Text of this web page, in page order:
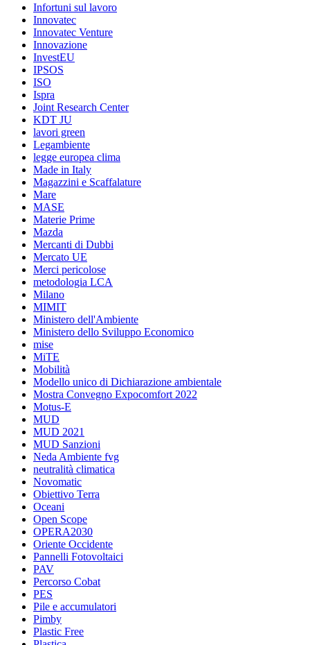
Infortuni sul lavoro
Innovatec
Innovatec Venture
Innovazione
InvestEU
IPSOS
ISO
Ispra
Joint Research Center
KDT JU
lavori green
Legambiente
legge europea clima
Made in Italy
Magazzini e Scaffalature
Mare
MASE
Materie Prime
Mazda
Mercanti di Dubbi
Mercato UE
Merci pericolose
metodologia LCA
Milano
MIMIT
Ministero dell'Ambiente
Ministero dello Sviluppo Economico
mise
MiTE
Mobilità
Modello unico di Dichiarazione ambientale
Mostra Convegno Expocomfort 2022
Motus-E
MUD
MUD 2021
MUD Sanzioni
Neda Ambiente fvg
neutralità climatica
Novomatic
Obiettivo Terra
Oceani
Open Scope
OPERA2030
Oriente Occidente
Pannelli Fotovoltaici
PAV
Percorso Cobat
PES
Pile e accumulatori
Pimby
Plastic Free